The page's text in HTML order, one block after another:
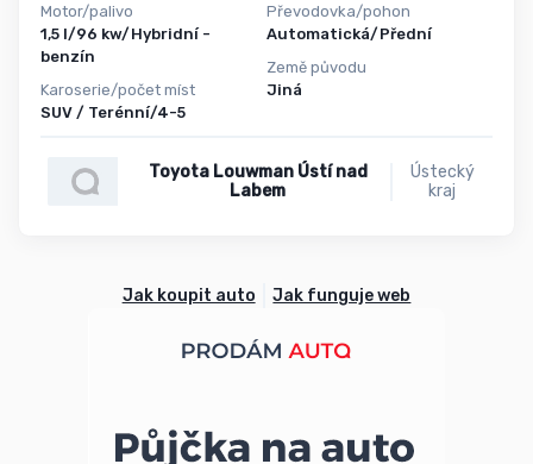
Motor/palivo
1,5 l/96 kw/Hybridní -
benzín
Karoserie/počet míst
SUV / Terénní/4-5
Převodovka/pohon
Automatická/Přední
Země původu
Jiná
Toyota Louwman Ústí nad
Labem
Ústecký
kraj
Jak koupit auto Jak funguje web